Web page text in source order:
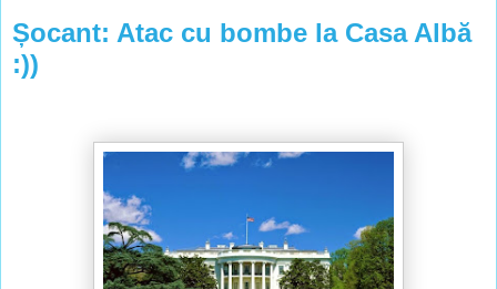
Șocant: Atac cu bombe la Casa Albă
:))